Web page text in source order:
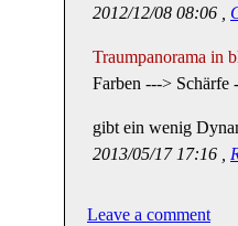
2012/12/08 08:06 ,
Traumpanorama in
Farben ---> Schärfe
gibt ein wenig
2013/05/17 17:16 ,
Leave a comment